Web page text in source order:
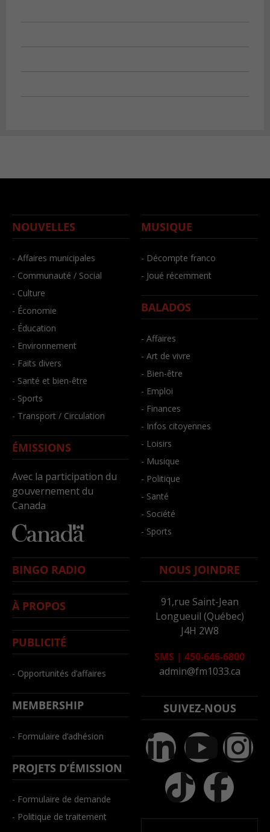
NOUVELLES
- Affaires municipales
- Communauté / Social
- Culture
- Économie
- Éducation
- Environnement
- Faits divers
- Santé et bien-être
- Sports
- Transport / Circulation
ÉMISSIONS
Avec la participation du
gouvernement du
Canada
MUSIQUE
- Décompte franco
- Joué récemment
BALADOS
- Affaires
- Art de vivre
- Bien-être
- Emploi
- Finances
- Infos citoyennes
- Loisirs
- Musique
- Politique
- Santé
- Société
- Sports
BINGO RADIO
À PROPOS
PUBLICITÉ
- Opportunités d’affaires
MEMBERSHIP
- Formulaire d’adhésion
PROJETS D’ÉMISSION
- Formulaire de demande
- Politique de traitement
NOUS JOINDRE
91,rue Saint-Jean
Longueuil (Québec)
J4H 2W8
SMS | 450-646-6800
admin@fm1033.ca
SUIVEZ-NOUS